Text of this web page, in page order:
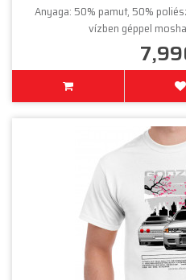
Anyaga: 50% pamut, 50%
vízben géppel